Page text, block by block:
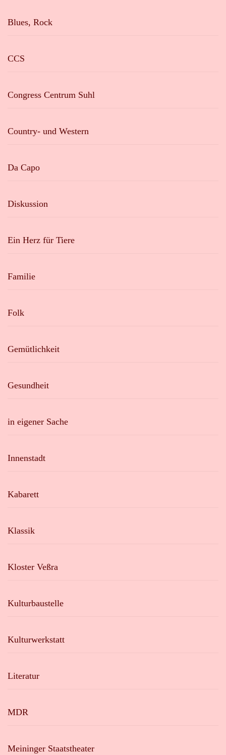
Blues, Rock
CCS
Congress Centrum Suhl
Country- und Western
Da Capo
Diskussion
Ein Herz für Tiere
Familie
Folk
Gemütlichkeit
Gesundheit
in eigener Sache
Innenstadt
Kabarett
Klassik
Kloster Veßra
Kulturbaustelle
Kulturwerkstatt
Literatur
MDR
Meininger Staatstheater